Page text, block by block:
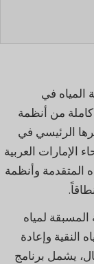
المياه في
من أنظمة
الرئيسي في
الإمارات العربية
المتقدمة وأنظمة
لمياه
النقية وإعادة
يشمل برنامج